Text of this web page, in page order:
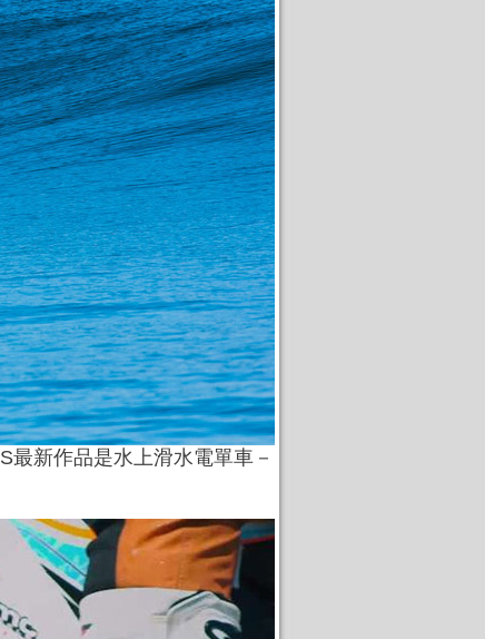
新作品是水上滑水電單車－